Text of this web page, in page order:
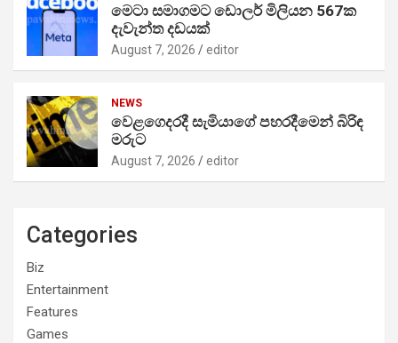
මෙටා සමාගමට ඩොලර් මිලියන 567ක
දැවැන්ත දඩයක්
August 7, 2026 editor
NEWS
වෙළගෙදරදී සැමියාගේ පහරදීමෙන් බිරිඳ
මරුට
August 7, 2026 editor
Categories
Biz
Entertainment
Features
Games